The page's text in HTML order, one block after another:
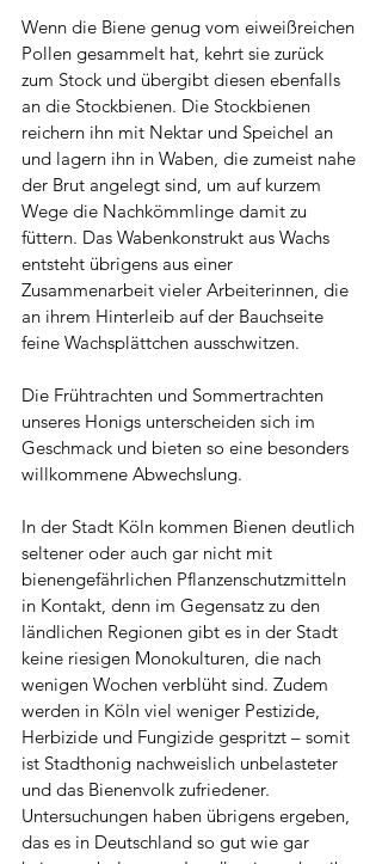
Wenn die Biene genug vom eiweißreichen
Pollen gesammelt hat, kehrt sie zurück
zum Stock und übergibt diesen ebenfalls
an die Stockbienen. Die Stockbienen
reichern ihn mit Nektar und Speichel an
und lagern ihn in Waben, die zumeist nahe
der Brut angelegt sind, um auf kurzem
Wege die Nachkömmlinge damit zu
füttern. Das Wabenkonstrukt aus Wachs
entsteht übrigens aus einer
Zusammenarbeit vieler Arbeiterinnen, die
an ihrem Hinterleib auf der Bauchseite
feine Wachsplättchen ausschwitzen.
Die Frühtrachten und Sommertrachten
unseres Honigs unterscheiden sich im
Geschmack und bieten so eine besonders
willkommene Abwechslung.
In der Stadt Köln kommen Bienen deutlich
seltener oder auch gar nicht mit
bienengefährlichen Pflanzenschutzmitteln
in Kontakt, denn im Gegensatz zu den
ländlichen Regionen gibt es in der Stadt
keine riesigen Monokulturen, die nach
wenigen Wochen verblüht sind. Zudem
werden in Köln viel weniger Pestizide,
Herbizide und Fungizide gespritzt – somit
ist Stadthonig nachweislich unbelasteter
und das Bienenvolk zufriedener.
Untersuchungen haben übrigens ergeben,
das es in Deutschland so gut wie gar